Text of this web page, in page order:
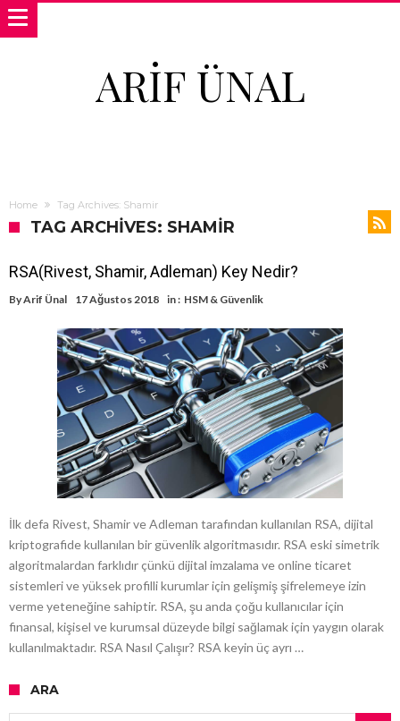
ARIF ÜNAL
Home Tag Archives: Shamir
TAG ARCHIVES: SHAMIR
RSA(Rivest, Shamir, Adleman) Key Nedir?
ByArif Ünal 17 Ağustos 2018 in : HSM & Güvenlik
İlk defa Rivest, Shamir ve Adleman tarafından kullanılan RSA, dijital
kriptografide kullanılan bir güvenlik algoritmasıdır. RSA eski simetrik
algoritmalardan farklıdır çünkü dijital imzalama ve online ticaret
sistemleri ve yüksek profilli kurumlar için gelişmiş şifrelemeye izin
verme yeteneğine sahiptir. RSA, şu anda çoğu kullanıcılar için
finansal, kişisel ve kurumsal düzeyde bilgi sağlamak için yaygın olarak
kullanılmaktadır. RSA Nasıl Çalışır? RSA keyin üç ayrı …
ARA
Arama: